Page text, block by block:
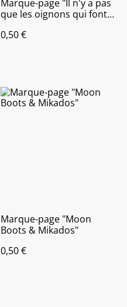
Marque-page "Il n'y a pas
que les oignons qui font
0,50 €
Marque-page "Moon
Boots & Mikados"
0,50 €